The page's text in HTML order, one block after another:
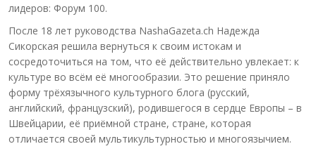
лидеров: Форум 100.
После 18 лет руководства NashaGazeta.ch Надежда
Сикорская решила вернуться к своим истокам и
сосредоточиться на том, что её действительно увлекает: к
культуре во всём её многообразии. Это решение приняло
форму трёхязычного культурного блога (русский,
английский, французский), родившегося в сердце Европы – в
Швейцарии, её приёмной стране, стране, которая
отличается своей мультикультурностью и многоязычием.